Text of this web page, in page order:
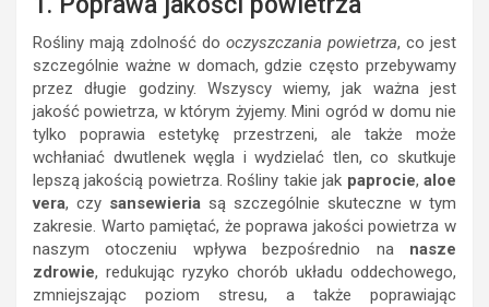
Rośliny mają zdolność do oczyszczania powietrza, co jest
szczególnie ważne w domach, gdzie często przebywamy
przez długie godziny. Wszyscy wiemy, jak ważna jest
jakość powietrza, w którym żyjemy. Mini ogród w domu nie
tylko poprawia estetykę przestrzeni, ale także może
wchłaniać dwutlenek węgla i wydzielać tlen, co skutkuje
lepszą jakością powietrza. Rośliny takie jak paprocie,aloe
vera, czy sansewieria są szczególnie skuteczne w tym
zakresie. Warto pamiętać, że poprawa jakości powietrza w
naszym otoczeniu wpływa bezpośrednio na nasze
zdrowie, redukując ryzyko chorób układu oddechowego,
zmniejszając poziom stresu, a także poprawiając